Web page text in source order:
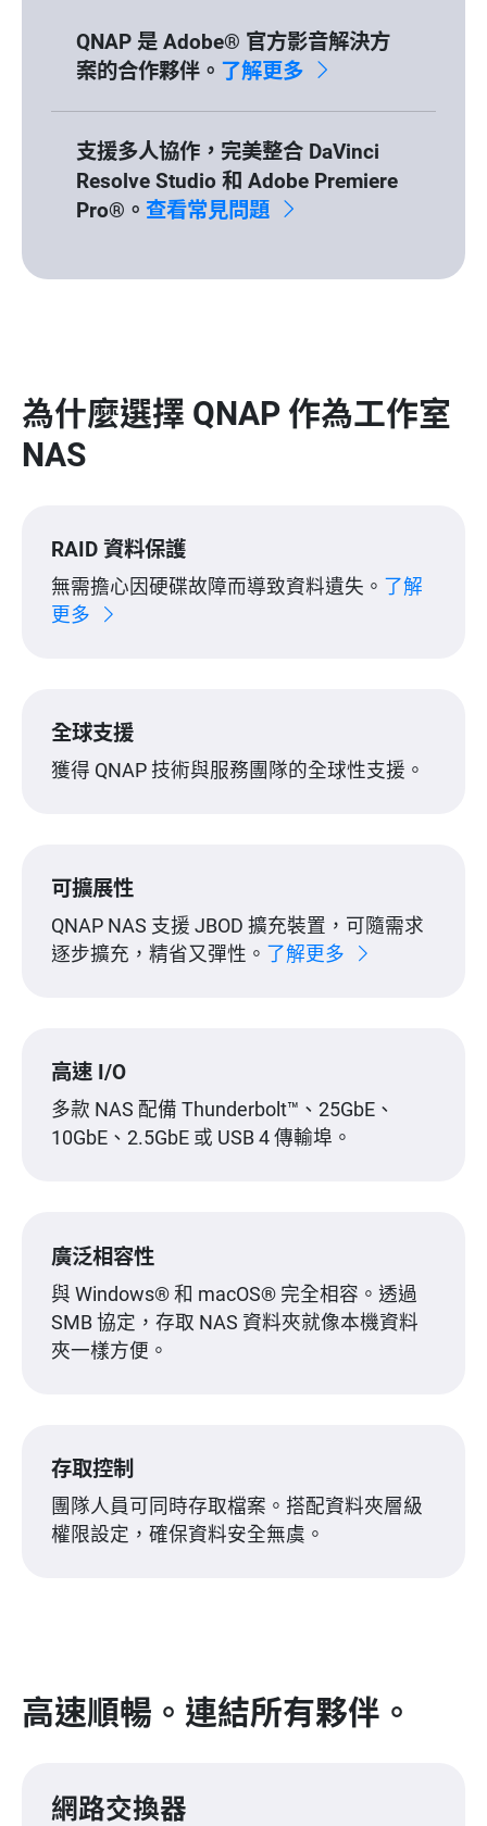
QNAP 是 Adobe® 官方影音解決方
案的合作夥伴。 了解更多
支援多人協作，完美整合 DaVinci
Resolve Studio 和 Adobe Premiere
Pro®。查看常見問題
為什麼選擇 QNAP 作為工作室
NAS
RAID 資料保護
無需擔心因硬碟故障而導致資料遺失。 了解
更多
全球支援
獲得 QNAP 技術與服務團隊的全球性支援。
可擴展性
QNAP NAS 支援 JBOD 擴充裝置，可隨需求
逐步擴充，精省又彈性。
了解更多
高速 I/O
多款 NAS 配備 Thunderbolt™、25GbE、
10GbE、2.5GbE 或 USB 4 傳輸埠。
廣泛相容性
與 Windows® 和 macOS® 完全相容。透過
SMB 協定，存取 NAS 資料夾就像本機資料
夾一樣方便。
存取控制
團隊人員可同時存取檔案。搭配資料夾層級
權限設定，確保資料安全無虞。
高速順暢。連結所有夥伴。
網路交換器